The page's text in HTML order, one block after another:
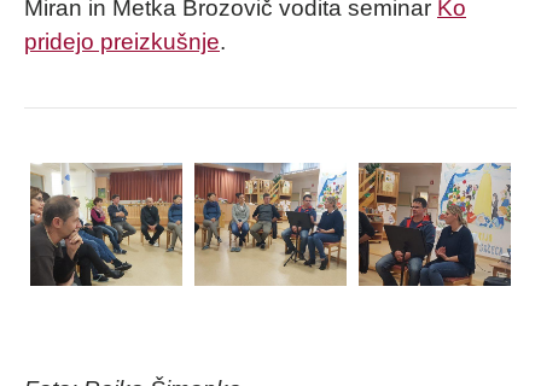
Miran in Metka Brozovič vodita seminar Ko
pridejo preizkušnje.